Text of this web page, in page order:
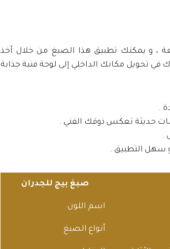
، و يمكنك تطبيق هذا الصبغ من خلال أخذ
في تحويل مكانك الداخلي إلى لوحة فنية جذابة
.
حديثة تعكس ذوقك الفني .
.
و سهل التطبيق .
صبغ بيج للجدران
اسم اللون
أنواع الصبغ